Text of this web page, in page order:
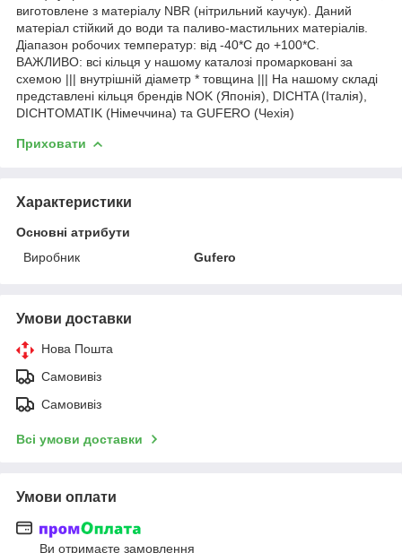
виготовлене з матеріалу NBR (нітрильний каучук). Даний
матеріал стійкий до води та паливо-мастильних матеріалів.
Діапазон робочих температур: від -40*С до +100*С.
ВАЖЛИВО: всі кільця у нашому каталозі промарковані за
схемою ||| внутрішній діаметр * товщина ||| На нашому складі
представлені кільця брендів NOK (Японія), DICHTA (Італія),
DICHTOMATIK (Німеччина) та GUFERO (Чехія)
Приховати
Характеристики
Основні атрибути
Виробник
Gufero
Умови доставки
Нова Пошта
Самовивіз
Самовивіз
Всі умови доставки
Умови оплати
Ви отримаєте замовлення